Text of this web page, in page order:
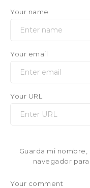
Your name
Your email
Your URL
Guarda mi
navegador
Your comment